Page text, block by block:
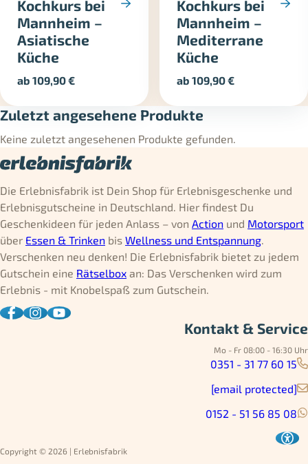
Kochkurs bei
Mannheim –
Asiatische
Küche
ab109,90€
Kochkurs bei
Mannheim –
Mediterrane
Küche
ab109,90€
Zuletzt angesehene Produkte
Keine zuletzt angesehenen Produkte gefunden.
Die Erlebnisfabrik ist Dein Shop für Erlebnisgeschenke und
Erlebnisgutscheine in Deutschland. Hier findest Du
Geschenkideen für jeden Anlass – von Action und Motorsport
über Essen & Trinken bis Wellness und Entspannung
Verschenken neu denken! Die Erlebnisfabrik bietet zu jedem
Gutschein eine Rätselbox an: Das Verschenken wird zum
Erlebnis - mit Knobelspaß zum Gutschein.
Kontakt & Service
Mo - Fr 08:00 - 16:30 Uhr
0351 - 31 77 60 15
[email protected]
0152 - 51 56 85 08
Copyright © 2026 | Erlebnisfabrik